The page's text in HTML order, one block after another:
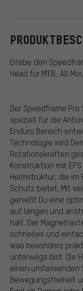
Erlebe den
Head für MTB, All
Der Speedframe Pro
speziell für die
Enduro Bereich
Technologie wird
Rotationskräften
Konstruktion mit
Helmstruktur, die im
Schutz bietet. Mit
genießt Du eine
auf langen und
hält. Der
schnelles und
was besonders
unterwegs bist. Die
einen umfassenden
Bewegungsfreiheit